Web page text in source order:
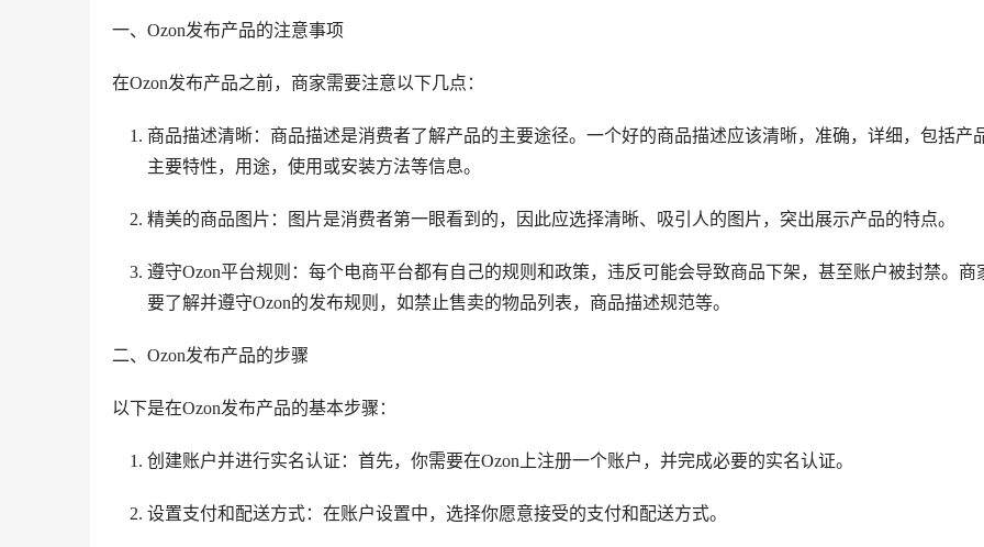
一、Ozon发布产品的注意事项
在Ozon发布产品之前，商家需要注意以下几点：
商品描述清晰：商品描述是消费者了解产品的主要途径。一个好的商品描述应该清晰，准确，详细，包括产
主要特性，用途，使用或安装方法等信息。
精美的商品图片：图片是消费者第一眼看到的，因此应选择清晰、吸引人的图片，突出展示产品的特点。
遵守Ozon平台规则：每个电商平台都有自己的规则和政策，违反可能会导致商品下架，甚至账户被封禁。商
要了解并遵守Ozon的发布规则，如禁止售卖的物品列表，商品描述规范等。
二、Ozon发布产品的步骤
以下是在Ozon发布产品的基本步骤：
创建账户并进行实名认证：首先，你需要在Ozon上注册一个账户，并完成必要的实名认证。
设置支付和配送方式：在账户设置中，选择你愿意接受的支付和配送方式。